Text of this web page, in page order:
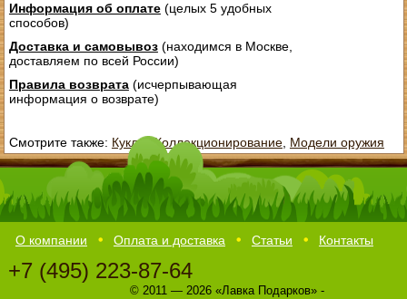
Информация об оплате(целых 5 удобных
способов)
Доставка и самовывоз(находимся в Москве,
доставляем по всей России)
Правила возврата(исчерпывающая
информация о возврате)
Смотрите также: Куклы ,Коллекционирование, Модели оружия
О компании Оплата и доставка Статьи Контакты
+7 (495) 223-87-64
© 2011 — 2026 «Лавка Подарков» -